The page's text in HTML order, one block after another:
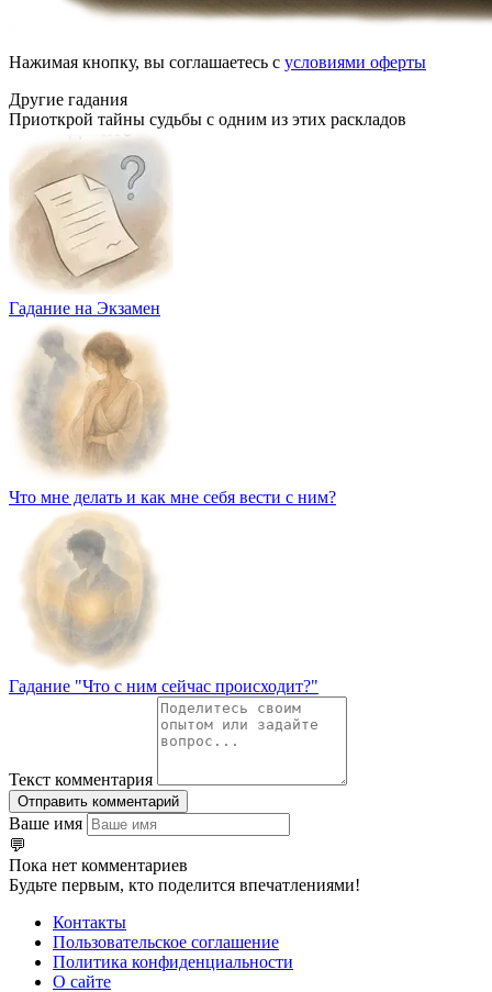
Нажимая кнопку, вы соглашаетесь с условиями оферты
Другие гадания
Приоткрой тайны судьбы с одним из этих раскладов
Гадание на Экзамен
Что мне делать и как мне себя вести с ним?
Гадание "Что с ним сейчас происходит?"
Текст комментария
Отправить комментарий
Ваше имя
💬
Пока нет комментариев
Будьте первым, кто поделится впечатлениями!
Контакты
Пользовательское соглашение
Политика конфиденциальности
О сайте